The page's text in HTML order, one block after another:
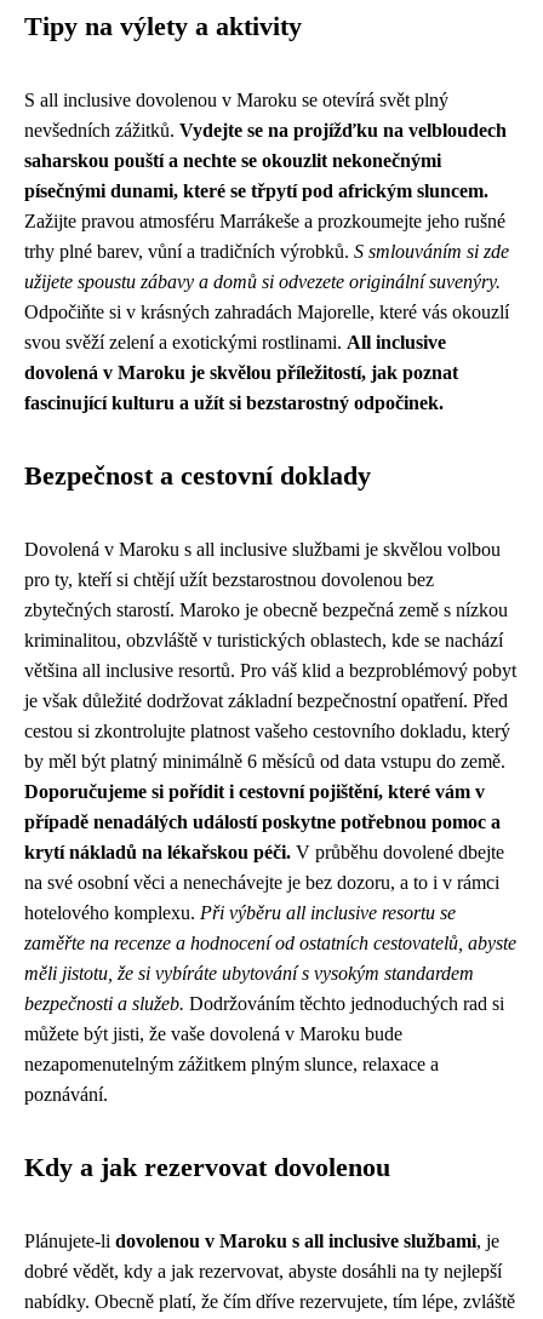
Tipy na výlety a aktivity
S all inclusive dovolenou v Maroku se otevírá svět plný
nevšedních zážitků. Vydejte se na projížďku na velbloudech
saharskou pouští a nechte se okouzlit nekonečnými
písečnými dunami, které se třpytí pod africkým sluncem.
Zažijte pravou atmosféru Marrákeše a prozkoumejte jeho rušné
trhy plné barev, vůní a tradičních výrobků. S smlouváním si zde
užijete spoustu zábavy a domů si odvezete originální suvenýry.
Odpočiňte si v krásných zahradách Majorelle, které vás okouzlí
svou svěží zelení a exotickými rostlinami. All inclusive
dovolená v Maroku je skvělou příležitostí, jak poznat
fascinující kulturu a užít si bezstarostný odpočinek.
Bezpečnost a cestovní doklady
Dovolená v Maroku s all inclusive službami je skvělou volbou
pro ty, kteří si chtějí užít bezstarostnou dovolenou bez
zbytečných starostí. Maroko je obecně bezpečná země s nízkou
kriminalitou, obzvláště v turistických oblastech, kde se nachází
většina all inclusive resortů. Pro váš klid a bezproblémový pobyt
je však důležité dodržovat základní bezpečnostní opatření. Před
cestou si zkontrolujte platnost vašeho cestovního dokladu, který
by měl být platný minimálně 6 měsíců od data vstupu do země.
Doporučujeme si pořídit i cestovní pojištění, které vám v
případě nenadálých událostí poskytne potřebnou pomoc a
krytí nákladů na lékařskou péči. V průběhu dovolené dbejte
na své osobní věci a nenechávejte je bez dozoru, a to i v rámci
hotelového komplexu. Při výběru all inclusive resortu se
zaměřte na recenze a hodnocení od ostatních cestovatelů, abyste
měli jistotu, že si vybíráte ubytování s vysokým standardem
bezpečnosti a služeb. Dodržováním těchto jednoduchých rad si
můžete být jisti, že vaše dovolená v Maroku bude
nezapomenutelným zážitkem plným slunce, relaxace a
poznávání.
Kdy a jak rezervovat dovolenou
Plánujete-li dovolenou v Maroku s all inclusive službami, je
dobré vědět, kdy a jak rezervovat, abyste dosáhli na ty nejlepší
nabídky. Obecně platí, že čím dříve rezervujete, tím lépe, zvláště